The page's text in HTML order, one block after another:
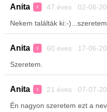
Anita ♀ 47 éves 02-06-
Nekem találták ki:-
Anita ♀ 60 éves 17-06-
Szeretem.
Anita ♀ 21 éves 07-07-
Én nagyon szeretem ezt a